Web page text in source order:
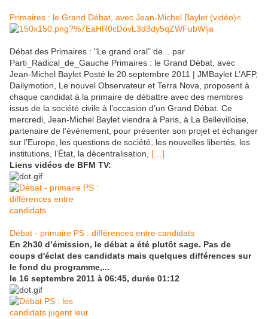
Primaires : le Grand Débat, avec Jean-Michel Baylet (vidéo)<
Débat des Primaires : "Le grand oral" de... par
Parti_Radical_de_Gauche Primaires : le Grand Débat, avec
Jean-Michel Baylet Posté le 20 septembre 2011 | JMBaylet L’AFP,
Dailymotion, Le nouvel Observateur et Terra Nova, proposent à
chaque candidat à la primaire de débattre avec des membres
issus de la société civile à l’occasion d’un Grand Débat. Ce
mercredi, Jean-Michel Baylet viendra à Paris, à La Bellevilloise,
partenaire de l’événement, pour présenter son projet et échanger
sur l’Europe, les questions de société, les nouvelles libertés, les
institutions, l’État, la décentralisation, […]
Liens vidéos de BFM TV:
Débat - primaire PS : différences entre candidats
En 2h30 d’émission, le débat a été plutôt sage. Pas de
coups d'éclat des candidats mais quelques différences sur
le fond du programme,...
le 16 septembre 2011 à 06:45, durée 01:12